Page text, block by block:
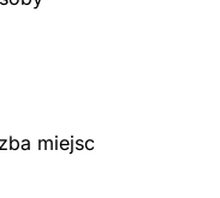
miejsc